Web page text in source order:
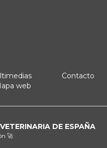
Contacto
web
DE ESPAÑA
🚀